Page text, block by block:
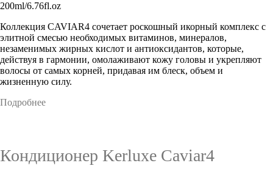
200ml/6.76fl.oz
Коллекция CAVIAR4 сочетает роскошный икорный комплекс с
элитной смесью необходимых витаминов, минералов,
незаменимых жирных кислот и антиоксидантов, которые,
действуя в гармонии, омолаживают кожу головы и укрепляют
волосы от самых корней, придавая им блеск, объем и
жизненную силу.
Подробнее
Кондиционер Kerluxe Caviar4